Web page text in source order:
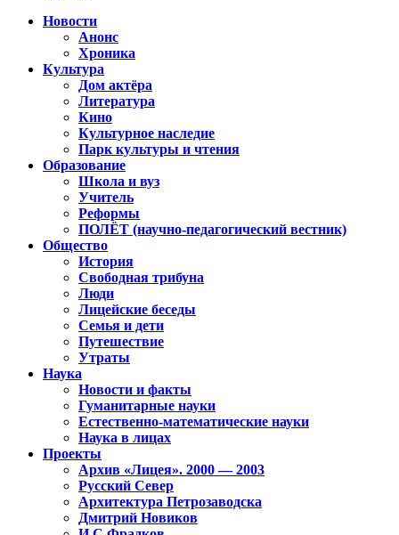
Новости
Анонс
Хроника
Культура
Дом актёра
Литература
Кино
Культурное наследие
Парк культуры и чтения
Образование
Школа и вуз
Учитель
Реформы
ПОЛЁТ (научно-педагогический вестник)
Общество
История
Свободная трибуна
Люди
Лицейские беседы
Семья и дети
Путешествие
Утраты
Наука
Новости и факты
Гуманитарные науки
Естественно-математические науки
Наука в лицах
Проекты
Архив «Лицея». 2000 — 2003
Русский Север
Архитектура Петрозаводска
Дмитрий Новиков